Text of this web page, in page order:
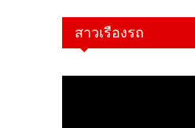
สาวเรืองรถ